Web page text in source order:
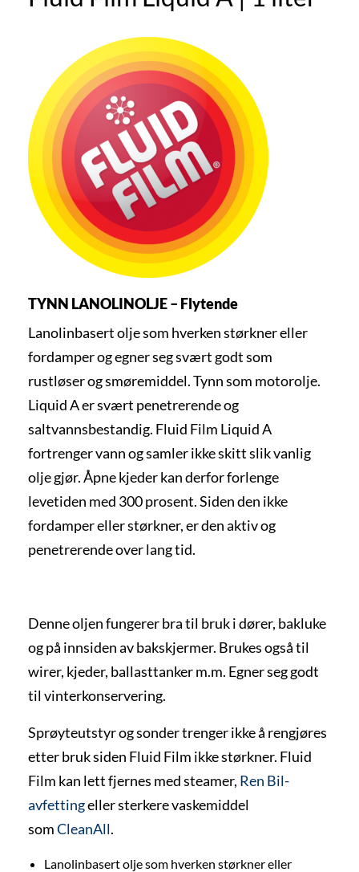
TYNN LANOLINOLJE – Flytende
Lanolinbasert olje som hverken størkner eller
fordamper og egner seg svært godt som
rustløser og smøremiddel. Tynn som motorolje.
Liquid A er svært penetrerende og
saltvannsbestandig. Fluid Film Liquid A
fortrenger vann og samler ikke skitt slik vanlig
olje gjør. Åpne kjeder kan derfor forlenge
levetiden med 300 prosent. Siden den ikke
fordamper eller størkner, er den aktiv og
penetrerende over lang tid.
Denne oljen fungerer bra til bruk i dører, bakluke
og på innsiden av bakskjermer. Brukes også til
wirer, kjeder, ballasttanker m.m. Egner seg godt
til vinterkonservering.
Sprøyteutstyr og sonder trenger ikke å rengjøres
etter bruk siden Fluid Film ikke størkner. Fluid
Film kan lett fjernes med steamer, Ren Bil-
avfettingeller sterkere vaskemiddel
somCleanAll.
Lanolinbasert olje som hverken størkner eller